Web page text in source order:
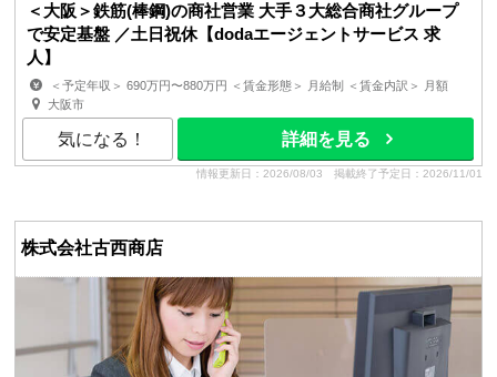
＜大阪＞鉄筋(棒鋼)の商社営業 大手３大総合商社グループ
で安定基盤 ／土日祝休【dodaエージェントサービス 求
人】
＜予定年収＞ 690万円〜880万円 ＜賃金形態＞ 月給制 ＜賃金内訳＞ 月額
（基本給）：325,000円〜417,000円 ＜月給＞ 3...
大阪市
気になる！ 詳細を見る
情報更新日：2026/08/03 掲載終了予定日：2026/11/01
株式会社古西商店